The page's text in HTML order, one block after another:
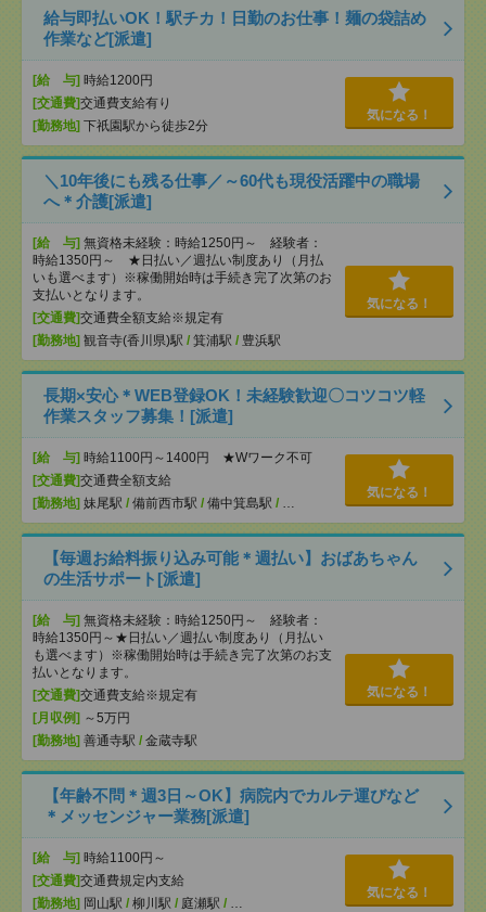
給与即払いOK！駅チカ！日勤のお仕事！麺の袋詰め
作業など[派遣]
[給 与] 時給1200円
[交通費]交通費支給有り
[勤務地] 下祇園駅から徒歩2分
気になる！
＼10年後にも残る仕事／～60代も現役活躍中の職場
へ＊介護[派遣]
[給 与] 無資格未経験：時給1250円～ 経験者：
時給1350円～ ★日払い／週払い制度あり（月払
いも選べます）※稼働開始時は手続き完了次第のお
支払いとなります。
[交通費]交通費全額支給※規定有
[勤務地] 観音寺(香川県)駅 / 箕浦駅 / 豊浜駅
気になる！
長期×安心＊WEB登録OK！未経験歓迎〇コツコツ軽
作業スタッフ募集！[派遣]
[給 与] 時給1100円～1400円 ★Wワーク不可
[交通費]交通費全額支給
[勤務地] 妹尾駅 / 備前西市駅 / 備中箕島駅 / …
気になる！
【毎週お給料振り込み可能＊週払い】おばあちゃん
の生活サポート[派遣]
[給 与] 無資格未経験：時給1250円～ 経験者：
時給1350円～★日払い／週払い制度あり（月払い
も選べます）※稼働開始時は手続き完了次第のお支
払いとなります。
[交通費]交通費支給※規定有
[月収例] ～5万円
[勤務地] 善通寺駅 / 金蔵寺駅
気になる！
【年齢不問＊週3日～OK】病院内でカルテ運びなど
＊メッセンジャー業務[派遣]
[給 与] 時給1100円～
[交通費]交通費規定内支給
[勤務地] 岡山駅 / 柳川駅 / 庭瀬駅 / …
気になる！